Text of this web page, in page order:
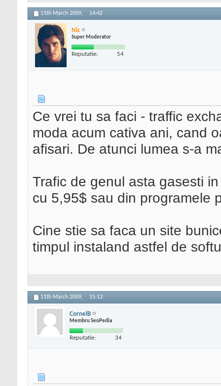
11th March 2009, 14:42
Nic
Super Moderator
Reputatie: 54
Ce vrei tu sa faci - traffic
moda acum cativa ani, cand
afisari. De atunci lumea s-a
Trafic de genul asta gasesti
cu 5,95$ sau din programele
Cine stie sa faca un site
timpul instaland astfel de
11th March 2009, 15:13
CornelB
Membru SeoPedia
Reputatie: 34